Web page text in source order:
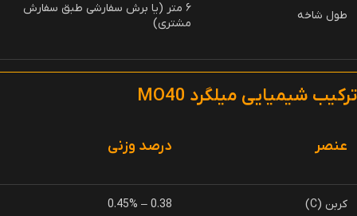
طول شاخه
۶ متر (یا برش سفارشی طبق سفارش
مشتری)
ترکیب شیمیایی میلگرد
عنصر درصد وزنی
کربن (C) 0.38 – 0.45%